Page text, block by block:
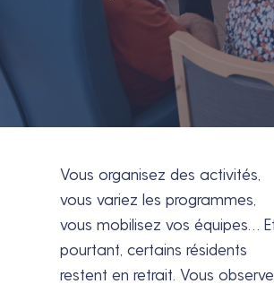
Vous organisez des activités,
vous variez les programmes,
vous mobilisez vos équipes…
pourtant, certains résidents
restent en retrait. Vous